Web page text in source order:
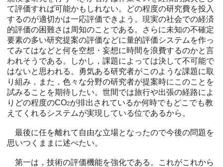
て評価すれば可能かもしれない。どの程度の研究費を投入
するのが適切かは一応評価できよう。現実の社会での経済
的評価の困難さは周知のことである。さらに未知の不確定
要素の多い研究提案の評価などに量的評価システムを作っ
てみてはなどと何を空想・妄想に時間を浪費するのかと言
われそうである。しかし，課題によっては決して不可能で
はないと思われる。勇気ある研究者がこのような課題に取
り組み，また，色々な分野の研究者が提案時にこのことを
試みることを期待したい。世間では旅行や出張の経路によ
りどの程度のCO2が排出されているか何時でもどこでも教
えてくれるシステムが実現している位であるから。
最後に任を離れて自由な立場となったので今後の問題を
思いつくままに述べたい。
第一は，技術の評価機能を強化である。これがこれから